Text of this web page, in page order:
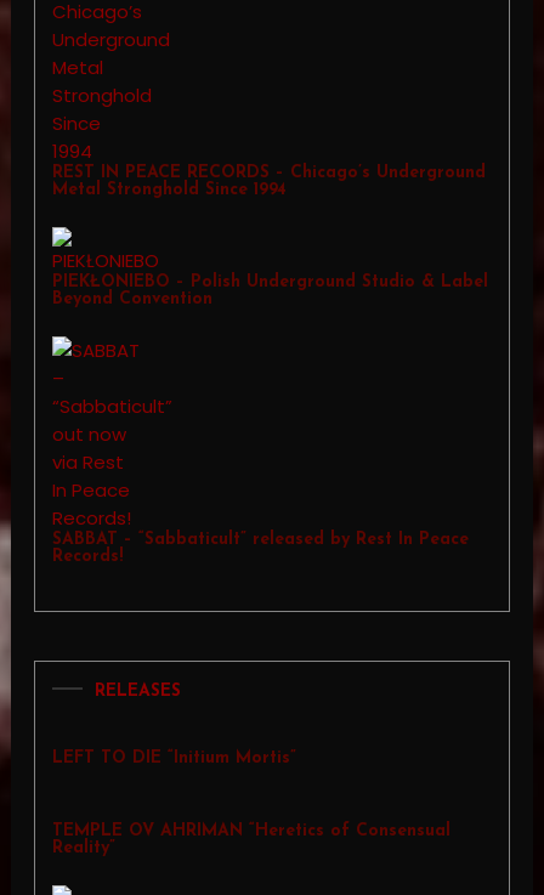
REST IN PEACE RECORDS – Chicago’s Underground
Metal Stronghold Since 1994
PIEKŁONIEBO – Polish Underground Studio & Label
Beyond Convention
SABBAT – “Sabbaticult” released by Rest In Peace
Records!
RELEASES
LEFT TO DIE “Initium Mortis”
TEMPLE OV AHRIMAN “Heretics of Consensual
Reality”